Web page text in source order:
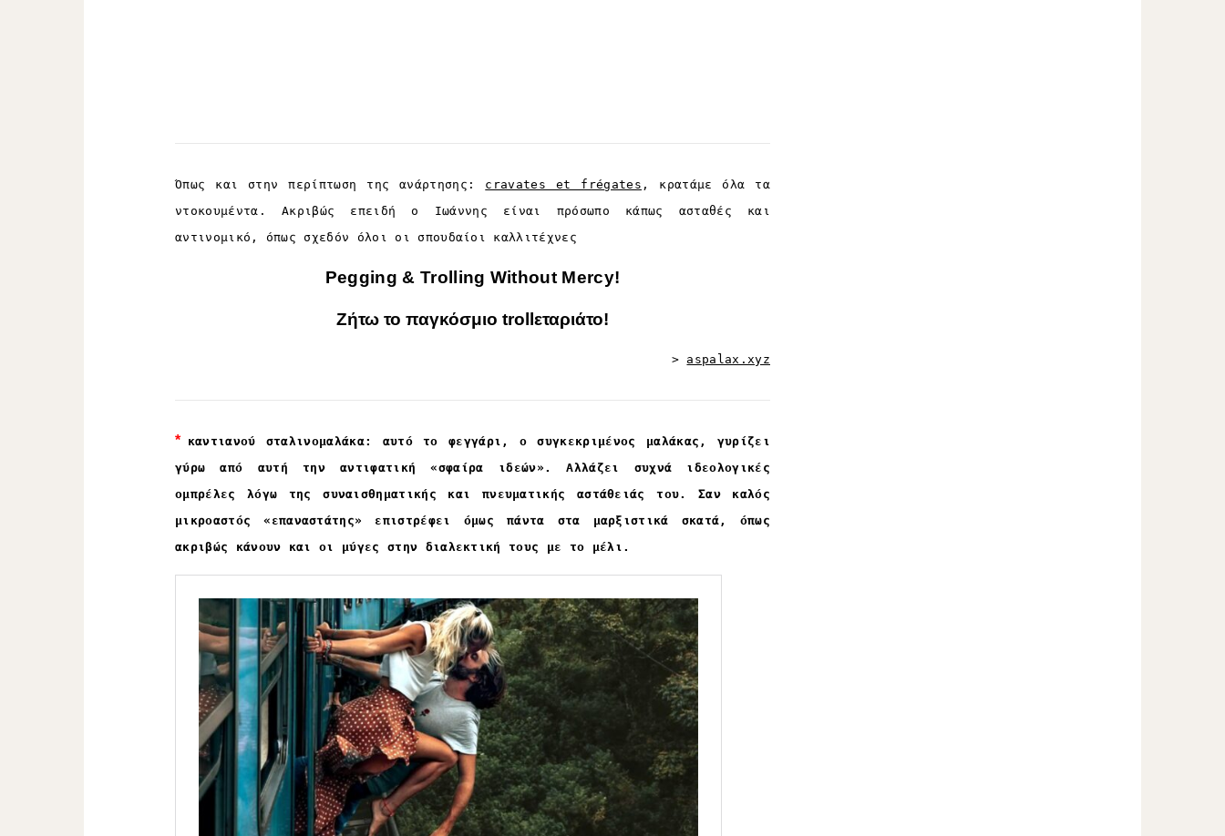
Όπως και στην περίπτωση της ανάρτησης: cravates et frégates , κρατάμε όλα τα
ντοκουμέντα. Ακριβώς επειδή ο Ιωάννης είναι πρόσωπο κάπως ασταθές και
αντινομικό, όπως σχεδόν όλοι οι σπουδαίοι καλλιτέχνες
Pegging & Trolling Without Mercy!
Ζήτω το παγκόσμιο trollεταριάτο!
> aspalax.xyz
* καντιανού σταλινομαλάκα: αυτό το φεγγάρι, ο συγκεκριμένος μαλάκας, γυρίζει
γύρω από αυτή την αντιφατική «σφαίρα ιδεών». Αλλάζει συχνά ιδεολογικές
ομπρέλες λόγω της συναισθηματικής και πνευματικής αστάθειάς του. Σαν καλός
μικροαστός «επαναστάτης» επιστρέφει όμως πάντα στα μαρξιστικά σκατά, όπως
ακριβώς κάνουν και οι μύγες στην διαλεκτική τους με το μέλι.